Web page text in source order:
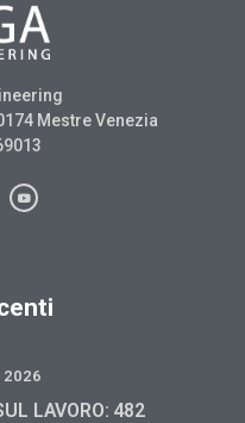
Mestre Venezia
2026
LAVORO: 482